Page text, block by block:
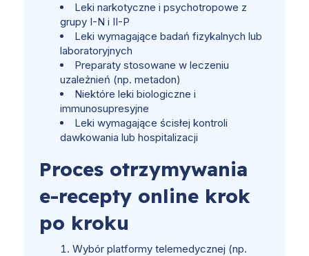
Leki narkotyczne i psychotropowe z
grupy I-N i II-P
Leki wymagające badań fizykalnych lub
laboratoryjnych
Preparaty stosowane w leczeniu
uzależnień (np. metadon)
Niektóre leki biologiczne i
immunosupresyjne
Leki wymagające ścisłej kontroli
dawkowania lub hospitalizacji
Proces otrzymywania
e-recepty online krok
po kroku
Wybór platformy telemedycznej (np.